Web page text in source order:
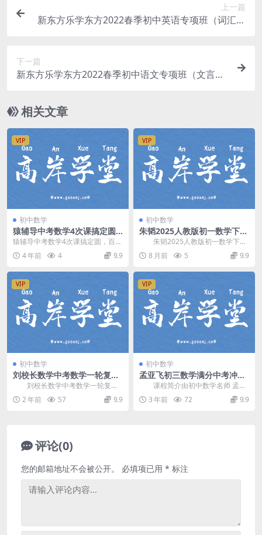
上一篇
新东方乐学东方2022春季初中英语专项班（词汇乐
下一篇
新东方乐学东方2022春季初中语文专项班（文言
相关文章
VIP
初中数学
猿辅导中考数学4次课搞定圆
（546M标清视频）百度网盘
分享
猿辅导中考数学4次课搞定圆，百度
网盘中考数学课程546M标清视频。
资源目录1 圆...
4 年前 4 9.9
VIP
初中数学
朱韬2025人教版初一数学下学
期春季A+班(含讲义) 百度网盘
分享
朱韬2025人教版初一数学下学
期春季A+班(含讲义)，共12讲全，
包含电子讲...
8 月前 5 9.9
VIP
初中数学
刘校长数学中考数学一轮复习
视频讲解(含资料) 百度网盘分
享
刘校长数学中考数学一轮复习
视频讲解，包含初中数学重要知识
模块复习：三角形、四...
2 年前 57 9.9
VIP
初中数学
孟亚飞初三数学满分中考冲刺
班课程资源(模块版)
课程简介由初中数学名师 孟亚
飞 讲课，初三数学满分中考冲刺班
(开设的单独课)...
3 年前 72 9.9
评论(0)
您的邮箱地址不会被公开。 必填项已用 * 标注